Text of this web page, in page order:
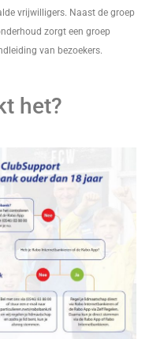
vrijwilligers. Naast de groep
zorgt een groep
van bezoekers.
het?